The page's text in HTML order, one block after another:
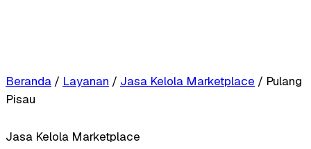
Beranda / Layanan / Jasa Kelola Marketplace / Pulang
Pisau
Jasa Kelola Marketplace